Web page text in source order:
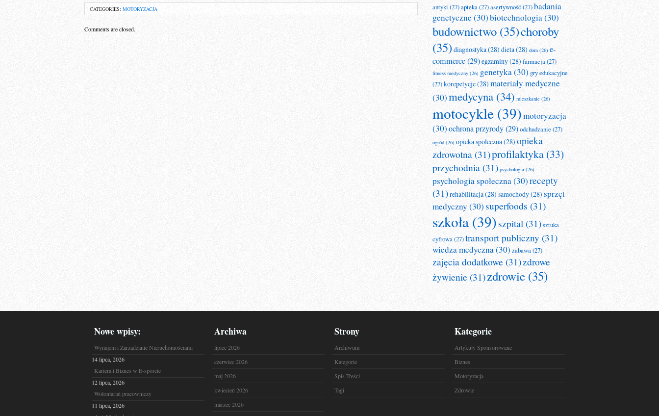
CATEGORIES: MOTORYZACJA
Comments are closed.
antyki(27)apteka(27)asertywność(27)badania
genetyczne(30)biotechnologia(30)
budownictwo (35)choroby
(35) diagnostyka(28) dieta(28) dom (26) e-
commerce(29)egzaminy(28) farmacja(27)
fitness medyczny (26) genetyka(30) gry edukacyjne
(27)korepetycje(28) materiały medyczne
(30)medycyna (34) mieszkanie (26)
motocykle (39)motoryzacja
(30)ochrona przyrody(29)odchudzanie(27)
ogród (26) opieka społeczna(28) opieka
zdrowotna (31)profilaktyka (33)
przychodnia (31) psychologia (26)
psychologia społeczna(30)recepty
(31)rehabilitacja(28) samochody(28) sprzęt
medyczny (30) superfoods (31)
szkoła (39)szpital (31)sztuka
cyfrowa(27)transport publiczny (31)
wiedza medyczna(30) zabawa(27)
zajęcia dodatkowe (31)zdrowe
żywienie (31)zdrowie (35)
Nowe wpisy:
Wynajem i Zarządzanie Nieruchomościami
14 lipca, 2026
Kariera i Biznes w E-sporcie
12 lipca, 2026
Wolontariat pracowniczy
11 lipca, 2026
Archiwa
lipiec 2026
czerwiec 2026
maj 2026
kwiecień 2026
marzec 2026
Strony
Archiwum
Kategorie
Spis Treści
Tagi
Kategorie
Artykuły Sponsorowane
Biznes
Motoryzacja
Zdrowie